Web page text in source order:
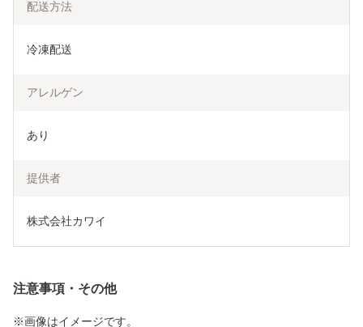
配送方法
冷凍配送
アレルゲン
あり
提供者
株式会社カワイ
注意事項・その他
※画像はイメージです。